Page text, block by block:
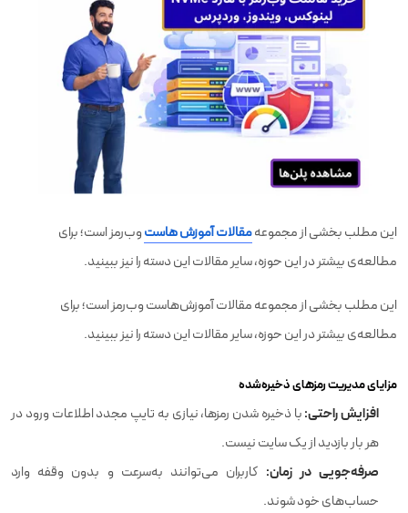
این مطلب بخشی از مجموعهمقالات آموزش هاستوب‌رمز است؛ برای
مطالعه‌ی بیشتر در این حوزه، سایر مقالات این دسته را نیز ببینید.
این مطلب بخشی از مجموعه مقالات آموزش‌هاست وب‌رمز است؛ برای
مطالعه‌ی بیشتر در این حوزه، سایر مقالات این دسته را نیز ببینید.
مزایای مدیریت رمزهای ذخیره‌شده
افزایش راحتی:با ذخیره شدن رمزها، نیازی به تایپ مجدد اطلاعات ورود در
هر بار بازدید از یک سایت نیست.
صرفه‌جویی در زمان: کاربران می‌توانند به‌سرعت و بدون وقفه وارد
حساب‌های خود شوند.